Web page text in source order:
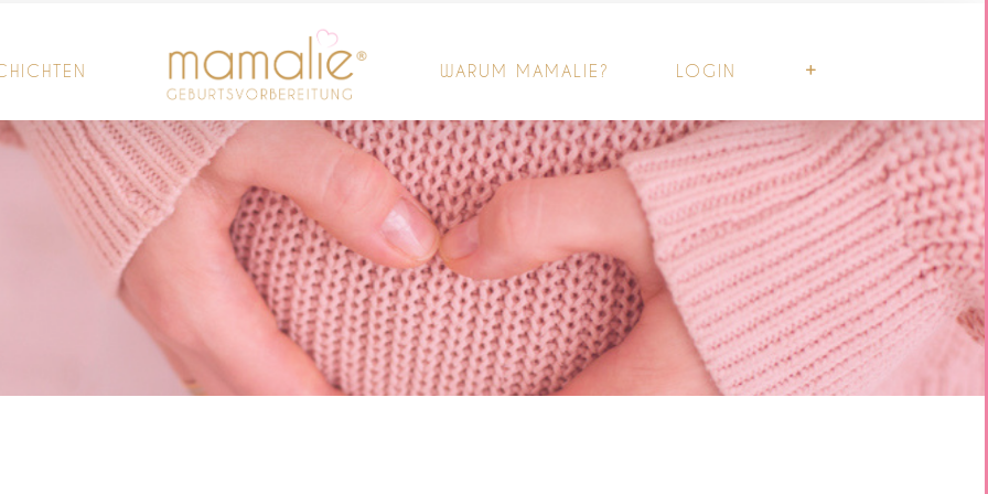
WARUM MAMALIE? LOGIN